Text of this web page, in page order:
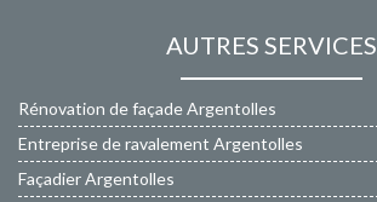
AUTRES SERVICES
Rénovation de façade Argentolles
Entreprise de ravalement Argentolles
Façadier Argentolles